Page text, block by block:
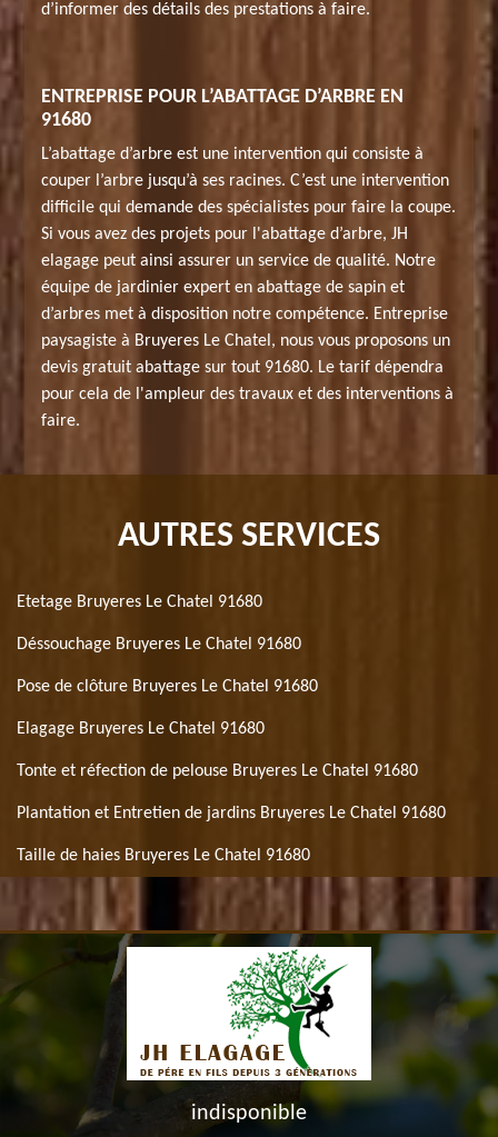
d’informer des détails des prestations à faire.
ENTREPRISE POUR L’ABATTAGE D’ARBRE EN
91680
L’abattage d’arbre est une intervention qui consiste à
couper l’arbre jusqu’à ses racines. C’est une intervention
difficile qui demande des spécialistes pour faire la coupe.
Si vous avez des projets pour l'abattage d’arbre, JH
elagage peut ainsi assurer un service de qualité. Notre
équipe de jardinier expert en abattage de sapin et
d’arbres met à disposition notre compétence. Entreprise
paysagiste à Bruyeres Le Chatel, nous vous proposons un
devis gratuit abattage sur tout 91680. Le tarif dépendra
pour cela de l'ampleur des travaux et des interventions à
faire.
AUTRES SERVICES
Etetage Bruyeres Le Chatel 91680
Déssouchage Bruyeres Le Chatel 91680
Pose de clôture Bruyeres Le Chatel 91680
Elagage Bruyeres Le Chatel 91680
Tonte et réfection de pelouse Bruyeres Le Chatel 91680
Plantation et Entretien de jardins Bruyeres Le Chatel 91680
Taille de haies Bruyeres Le Chatel 91680
indisponible